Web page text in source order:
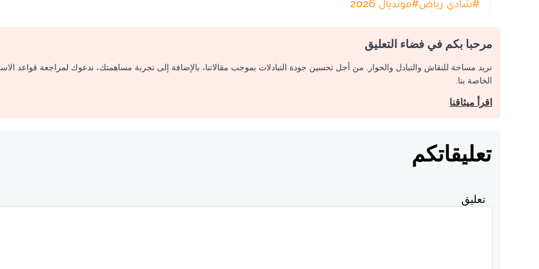
#شادي رياض#مونديال 2026
مرحبا بكم في فضاء التعليق
نريد مساحة للنقاش والتبادل والحوار. من أجل تحسين جودة التبادلات بموجب مقالاتنا، بالإضافة إلى تجربة مساهمتك، ندعوك لمراجعة قواعد
الخاصة بنا.
اقرأ ميثاقنا
تعليقاتكم
تعليق